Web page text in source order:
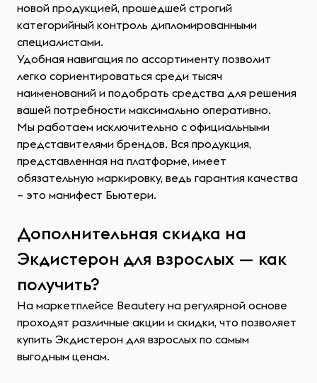
новой продукцией, прошедшей строгий
категорийный контроль дипломированными
специалистами.
Удобная навигация по ассортименту позволит
легко сориентироваться среди тысяч
наименований и подобрать средства для решения
вашей потребности максимально оперативно.
Мы работаем исключительно с официальными
представителями брендов. Вся продукция,
представленная на платформе, имеет
обязательную маркировку, ведь гарантия качества
– это манифест Бьютери.
Дополнительная скидка на
Экдистерон для взрослых — как
получить?
На маркетплейсе Beautery на регулярной основе
проходят различные акции и скидки, что позволяет
купить Экдистерон для взрослых по самым
выгодным ценам.